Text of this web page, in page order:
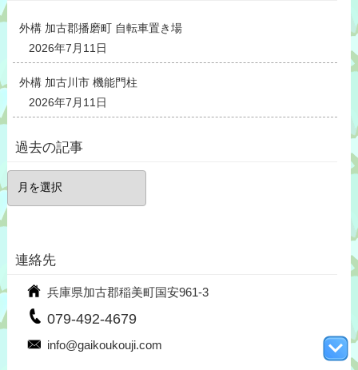
外構 加古郡播磨町 自転車置き場
2026年7月11日
外構 加古川市 機能門柱
2026年7月11日
過去の記事
去
連絡先
兵庫県加古郡稲美町国安961-3
079-492-4679
info@gaikoukouji.com